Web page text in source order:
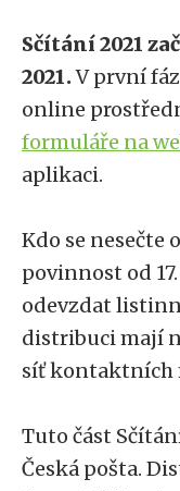
Sčítání 2021
2021.V první
online
formuláře na
aplikaci.
Kdo se nesečte
povinnost od
odevzdat
distribuci mají
síť kontaktních
Tuto část
Česká pošta.